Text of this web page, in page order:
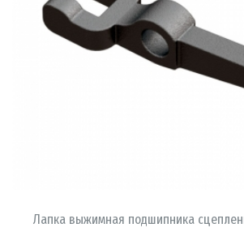
Лапка выжимная подшипника